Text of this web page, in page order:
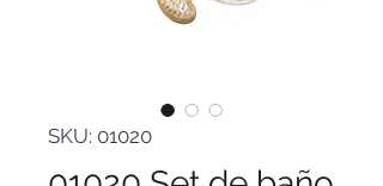
SKU: 01020